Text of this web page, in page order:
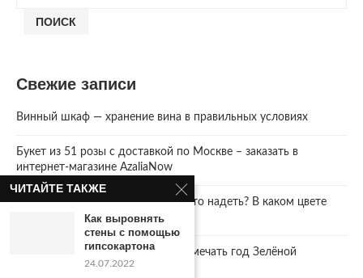
ПОИСК
Свежие записи
Винный шкаф — хранение вина в правильных условиях
Букет из 51 розы с доставкой по Москве – заказать в
интернет-магазине AzaliaNow
Год Зеленой Деревянной Змеи. Что надеть? В каком цвете
встречать 2025 Новый год.
2025 год. Где и как правильно отмечать год Зелёной
Деревянной Змеи
ЧИТАЙТЕ ТАКЖЕ
Как выровнять
стены с помощью
гипсокартона
24.07.2022